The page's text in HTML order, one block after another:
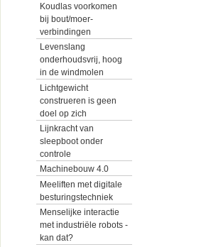
Koudlas voorkomen
bij bout/moer-
verbindingen
Levenslang
onderhoudsvrij, hoog
in de windmolen
Lichtgewicht
construeren is geen
doel op zich
Lijnkracht van
sleepboot onder
controle
Machinebouw 4.0
Meeliften met digitale
besturingstechniek
Menselijke interactie
met industriële robots -
kan dat?